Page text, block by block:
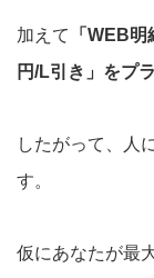
加えて
「WEB
円/L引き」をプ
したがって、人
す。
仮にあなたが最